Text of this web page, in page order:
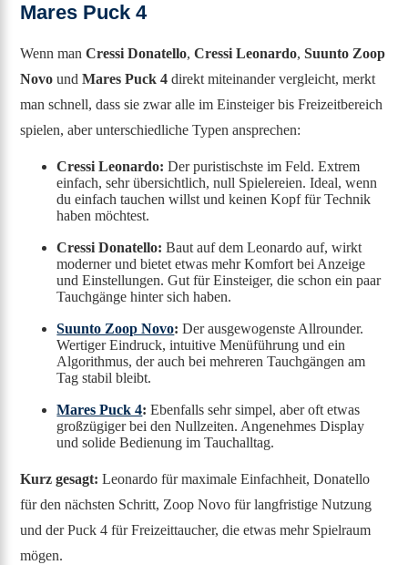
Mares Puck 4
Wenn manCressi Donatello,Cressi Leonardo,Suunto Zoop
Novo undMares Puck 4 direkt miteinander vergleicht, merkt
man schnell, dass sie zwar alle im Einsteiger bis Freizeitbereich
spielen, aber unterschiedliche Typen ansprechen:
Cressi Leonardo: Der puristischste im Feld. Extrem
einfach, sehr übersichtlich, null Spielereien. Ideal, wenn
du einfach tauchen willst und keinen Kopf für Technik
haben möchtest.
Cressi Donatello: Baut auf dem Leonardo auf, wirkt
moderner und bietet etwas mehr Komfort bei Anzeige
und Einstellungen. Gut für Einsteiger, die schon ein paar
Tauchgänge hinter sich haben.
Suunto Zoop Novo: Der ausgewogenste Allrounder.
Wertiger Eindruck, intuitive Menüführung und ein
Algorithmus, der auch bei mehreren Tauchgängen am
Tag stabil bleibt.
Mares Puck 4: Ebenfalls sehr simpel, aber oft etwas
großzügiger bei den Nullzeiten. Angenehmes Display
und solide Bedienung im Tauchalltag.
Kurz gesagt: Leonardo für maximale Einfachheit, Donatello
für den nächsten Schritt, Zoop Novo für langfristige Nutzung
und der Puck 4 für Freizeittaucher, die etwas mehr Spielraum
mögen.